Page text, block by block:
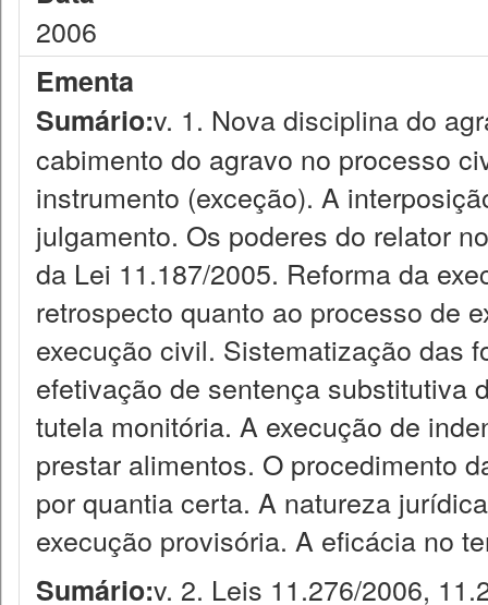
2006
Ementa
Sumário:v. 1. Nova disciplina do
cabimento do agravo no processo
instrumento (exceção). A
julgamento. Os poderes do relator
da Lei 11.187/2005. Reforma da
retrospecto quanto ao processo de
execução civil. Sistematização das
efetivação de sentença substitutiva
tutela monitória. A execução de
prestar alimentos. O procedimento
por quantia certa. A natureza
execução provisória. A eficácia no
Sumário:v. 2. Leis 11.276/2006,